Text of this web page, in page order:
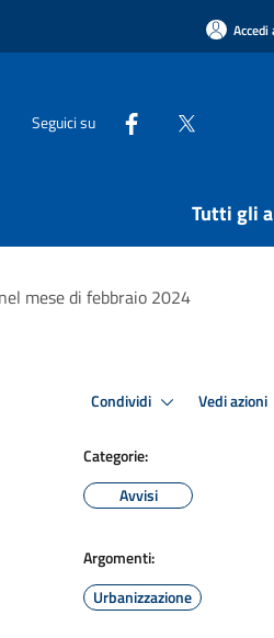
Seguici su
Tutti gli
mese di febbraio 2024
Condividi Vedi azioni
Categorie:
Avvisi
Argomenti:
Urbanizzazione